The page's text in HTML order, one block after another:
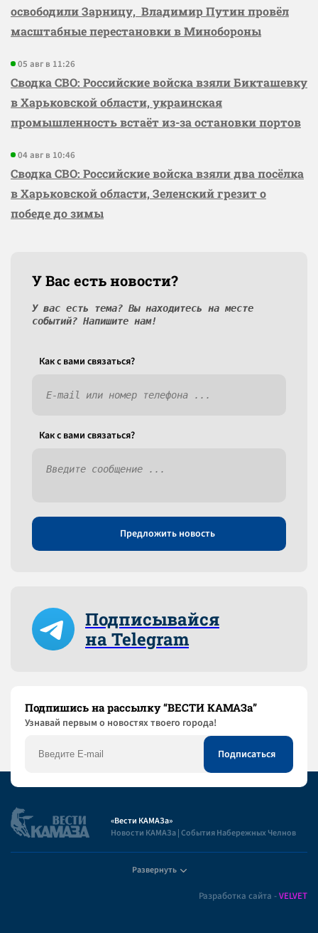
освободили Зарницу, Владимир Путин провёл
масштабные перестановки в Минобороны
05 авг в 11:26
Сводка СВО: Российские войска взяли Бикташевку
в Харьковской области, украинская
промышленность встаёт из-за остановки портов
04 авг в 10:46
Сводка СВО: Российские войска взяли два посёлка
в Харьковской области, Зеленский грезит о
победе до зимы
У Вас есть новости?
У вас есть тема? Вы находитесь на месте
событий? Напишите нам!
Как c вами связаться?
Как c вами связаться?
Предложить новость
Подписывайся
на Telegram
Подпишись на рассылку “ВЕСТИ КАМАЗа”
Узнaвай первым о новостях твоего города!
«Вести КАМАЗа»
Новости КАМАЗа | События Набережных Челнов
Развернуть
Разработка сайта -VELVET